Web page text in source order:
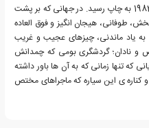
مجموعه کتاب های «جهان صفحه» در سال 1983 به چاپ رسید. در جهانی که بر پشت
طوفانی، هیجان انگیز و فوق العاده
به یاد ماندنی، چیزهای عجیب و غریب
نادان؛ گردشگری بومی که چمدانش
که تنها زمانی که به آن ها باور داشته
کناره ی این سیاره که ماجراهای مختص